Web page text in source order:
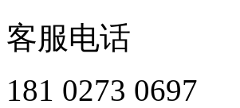
客服电话
181 0273 0697